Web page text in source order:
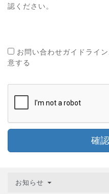
認ください。
お問い合わせガイドライ
意する
確
お知らせ